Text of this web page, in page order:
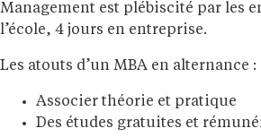
Management est plébiscité par les
l’école, 4 jours en entreprise.
Les atouts d’un MBA en alternance :
Associer théorie et pratique
Des études gratuites et